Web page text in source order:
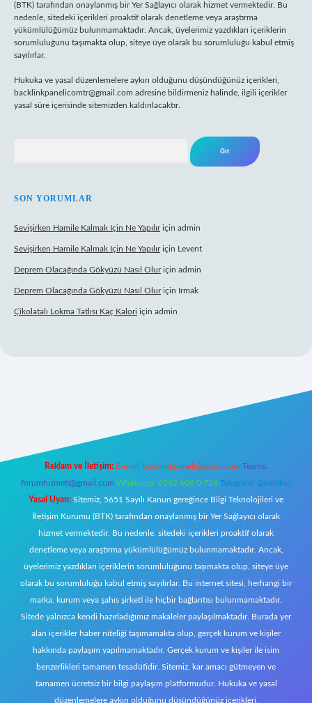
(BTK) tarafından onaylanmış bir Yer Sağlayıcı olarak hizmet vermektedir. Bu
nedenle, sitedeki içerikleri proaktif olarak denetleme veya araştırma
yükümlülüğümüz bulunmamaktadır. Ancak, üyelerimiz yazdıkları içeriklerin
sorumluluğunu taşımakta olup, siteye üye olarak bu sorumluluğu kabul etmiş
sayılırlar.
Hukuka ve yasal düzenlemelere aykırı olduğunu düşündüğünüz içerikleri,
backlinkpanelicomtr@gmail.com adresine bildirmeniz halinde, ilgili içerikler
yasal süre içerisinde sitemizden kaldırılacaktır.
SON YORUMLAR
Sevişirken Hamile Kalmak Için Ne Yapılıriçin admin
Sevişirken Hamile Kalmak Için Ne Yapılıriçin Levent
Deprem Olacağında Gökyüzü Nasıl Oluriçin admin
Deprem Olacağında Gökyüzü Nasıl Oluriçin Irmak
Çikolatalı Lokma Tatlısı Kaç Kalori için admin
Reklam ve İletişim: E-mail: backlinkpaneli@gmail.com Teams:
forumhizmeti@gmail.com Whatsapp: 0262 606 0 726 Telegram: @karabul
Yasal Uyarı: Sitemiz, 5651 Sayılı Kanun gereğince Bilgi Teknolojileri ve
İletişim Kurumu (BTK) tarafından onaylanmış bir Yer Sağlayıcı olarak
hizmet vermektedir. Bu nedenle, sitedeki içerikleri proaktif olarak
denetleme veya araştırma yükümlülüğümüz bulunmamaktadır. Ancak,
üyelerimiz yazdıkları içeriklerin sorumluluğunu taşımakta olup, siteye üye
olarak bu sorumluluğu kabul etmiş sayılırlar. Bu internet sitesi, herhangi bir
marka, kurum veya şahıs şirketi ile hiçbir bağlantısı bulunmamaktadır.
Sitede yalnızca kendi hazırladığımız makaleler paylaşılmaktadır. Burada yer
alan içerikler haber niteliği taşımamakta olup, gerçek kurum ve kişiler
hakkında paylaşım yapılmamaktadır. Gerçek kurum ve kişiler ile isim
benzerlikleri tamamen tesadüfidir. Sitemiz, kar amacı gütmeyen ve
tamamen ücretsiz bir bilgi paylaşım platformudur. Hukuka ve yasal
düzenlemelere aykırı olduğunu düşündüğünüz içerikleri,